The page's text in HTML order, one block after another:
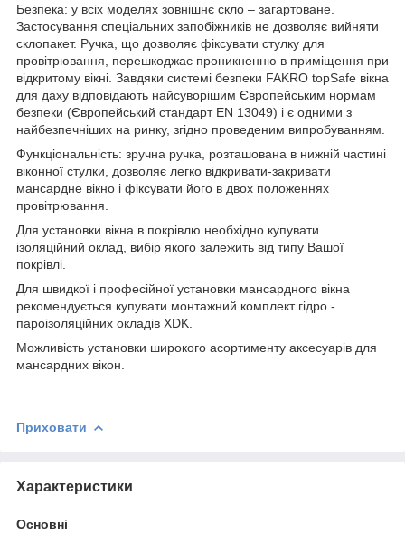
Безпека: у всіх моделях зовнішнє скло – загартоване.
Застосування спеціальних запобіжників не дозволяє вийняти
склопакет. Ручка, що дозволяє фіксувати стулку для
провітрювання, перешкоджає проникненню в приміщення при
відкритому вікні. Завдяки системі безпеки FAKRO topSafe вікна
для даху відповідають найсуворішим Європейським нормам
безпеки (Європейський стандарт EN 13049) і є одними з
найбезпечніших на ринку, згідно проведеним випробуванням.
Функціональність: зручна ручка, розташована в нижній частині
віконної стулки, дозволяє легко відкривати-закривати
мансардне вікно і фіксувати його в двох положеннях
провітрювання.
Для установки вікна в покрівлю необхідно купувати
ізоляційний оклад, вибір якого залежить від типу Вашої
покрівлі.
Для швидкої і професійної установки мансардного вікна
рекомендується купувати монтажний комплект гідро -
пароізоляційних окладів XDK.
Можливість установки широкого асортименту аксесуарів для
мансардних вікон.
Приховати
Характеристики
Основні